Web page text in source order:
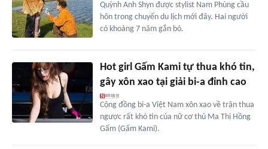
Quỳnh Anh Shyn được stylist Nam Phùng cầu
hôn trong chuyến du lịch mới đây. Hai người
có khoảng 7 năm gắn bó.
Hot girl Gấm Kami tự thua khó tin,
gây xôn xao tại giải bi-a đỉnh cao
Cộng đồng bi-a Việt Nam xôn xao về trận thua
ngược rất khó tin của nữ cơ thủ Ma Thị Hồng
Gấm (Gấm Kami).